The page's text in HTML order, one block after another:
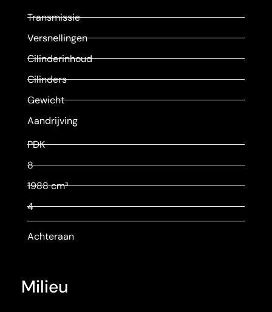
Transmissie
Versnellingen
Cilinderinhoud
Cilinders
Gewicht
Aandrijving
PDK
8
1988 cm³
4
Achteraan
Milieu